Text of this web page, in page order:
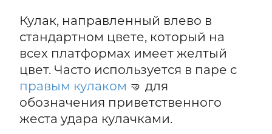
Кулак, направленный влево в
стандартном цвете, который на
всех платформах имеет желтый
цвет. Часто используется в паре с
правым кулаком 🤜 для
обозначения приветственного
жеста удара кулачками.